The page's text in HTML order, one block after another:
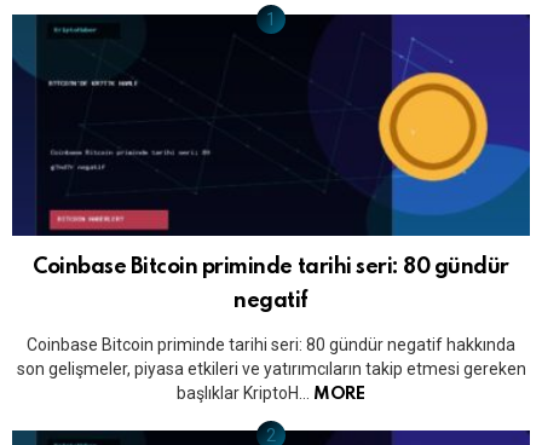
Coinbase Bitcoin priminde tarihi seri: 80 gündür
negatif
Coinbase Bitcoin priminde tarihi seri: 80 gündür negatif hakkında
son gelişmeler, piyasa etkileri ve yatırımcıların takip etmesi gereken
başlıklar KriptoH… MORE